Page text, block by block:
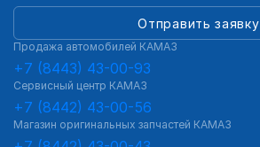
Отправить заявку
Продажа автомобилей КАМАЗ
+7 (8443) 43-00-93
Сервисный центр КАМАЗ
+7 (8442) 43-00-56
Магазин оригинальных запчастей КАМАЗ